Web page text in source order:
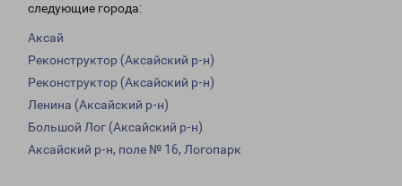
следующие города:
Аксай
Реконструктор (Аксайский р-н)
Реконструктор (Аксайский р-н)
Ленина (Аксайский р-н)
Большой Лог (Аксайский р-н)
Аксайский р-н, поле № 16, Логопарк